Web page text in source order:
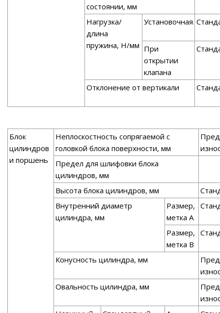
состоянии, мм
Нагрузка/
длина
пружина, Н/мм
Установочная
При
открытии
клапана
Отклонение от вертикали
Блок
цилиндров
и поршень
Неплоскостность сопрягаемой с
головкой блока поверхности, мм
Предел для шлифовки блока
цилиндров, мм
Высота блока цилиндров, мм
Внутренний диаметр
цилиндра, мм
Размер,
метка А
Размер,
метка В
Конусность цилиндра, мм
Овальность цилиндра, мм